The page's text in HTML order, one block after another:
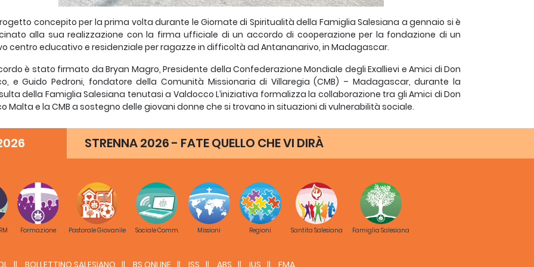
concepito per la prima volta durante le Giornate di Spiritualità della Famiglia Salesiana a gennaio si è
alla sua realizzazione con la firma ufficiale di un accordo di cooperazione per la fondazione di un
centro educativo e residenziale per ragazze in difficoltà ad Antananarivo, in Madagascar.
è stato firmato da Bryan Magro, Presidente della Confederazione Mondiale degli Exallievi e Amici di Don
e Guido Pedroni, fondatore della Comunità Missionaria di Villaregia (CMB) – Madagascar, durante la
della Famiglia Salesiana tenutasi a Valdocco L’iniziativa formalizza la collaborazione tra gli Amici di Don
Malta e la CMB a sostegno delle giovani donne che si trovano in situazioni di vulnerabilità sociale.
progetto, che prenderà il nome di “Centro Formativo EFFATÀ,”offrirà una casa sicura e un programma
di Formazione Professionale per ragazze dai 14 ai 19 anni. Il centro accoglierà principalmente giovani
ai termini dell’accordo, gli Amici di Don Bosco Malta forniranno sostegno finanziario per il funzionamento
residenza e valuteranno le opportunità per i volontari maltesi di contribuire direttamente alla missione del
L’apertura del centro è prevista per ottobre 2026, quando il primo gruppo di beneficiarie si trasferirà nella
dell’iniziativa, Bryan Magro ha espresso profonda soddisfazione per la collaborazione, descrivendola
STRENNA 2026 - FATE QUELLO CHE VI DIRÀ
Formazione Pastorale Giovanile Sociale Comm. Missioni Regioni Santita Salesiana Famiglia Salesiana